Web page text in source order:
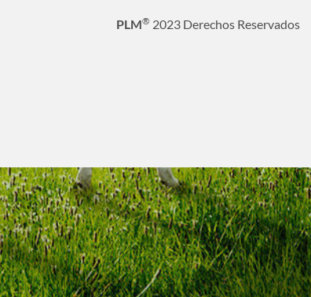
PLM® 2023 Derechos Reservados